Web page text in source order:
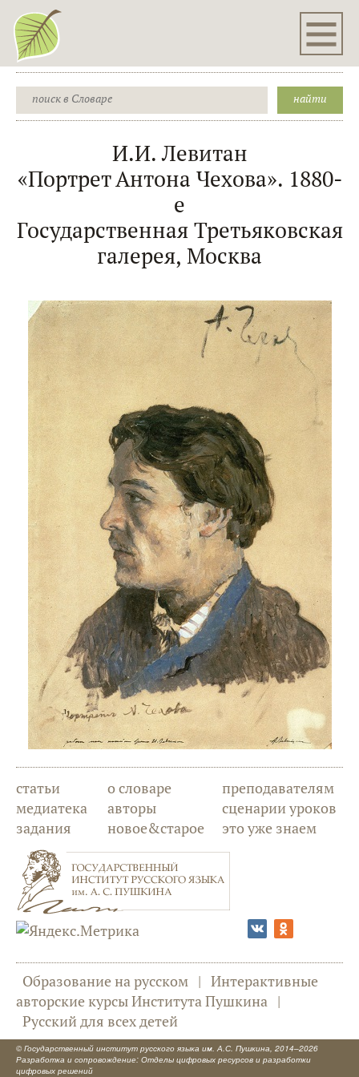
И.И. Левитан
«Портрет Антона Чехова». 1880-
е
Государственная Третьяковская
галерея, Москва
статьи
медиатека
задания
о словаре
авторы
новое&старое
преподавателям
сценарии уроков
это уже знаем
Образование на русском | Интерактивные
авторские курсы Института Пушкина |
Русский для всех детей
© Государственный институт русского языка им. А.С. Пушкина, 2014–2026
Разработка и сопровождение: Отделы цифровых ресурсов и разработки
цифровых решений